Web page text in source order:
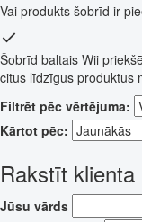
Vai produkts šobrīd ir
Šobrīd baltais Wii
citus līdzīgus produktus
Filtrēt pēc vērtējuma:
Kārtot pēc:
Rakstīt
Jūsu vārds